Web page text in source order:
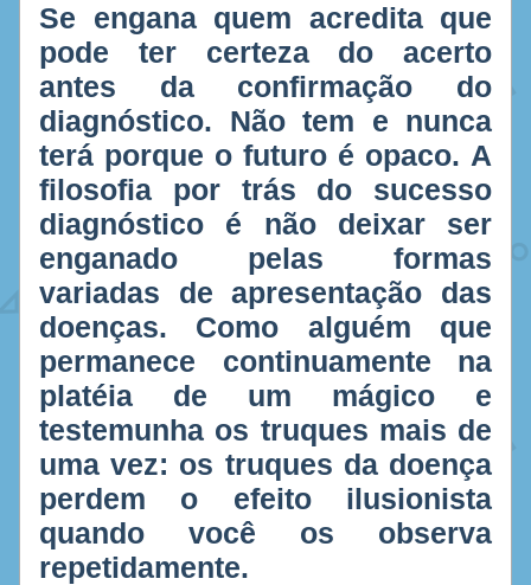
Se engana quem acredita que
pode ter certeza do acerto
antes da confirmação do
diagnóstico. Não tem e nunca
terá porque o futuro é opaco. A
filosofia por trás do sucesso
diagnóstico é não deixar ser
enganado pelas formas
variadas de apresentação das
doenças. Como alguém que
permanece continuamente na
platéia de um mágico e
testemunha os truques mais de
uma vez: os truques da doença
perdem o efeito ilusionista
quando você os observa
repetidamente.